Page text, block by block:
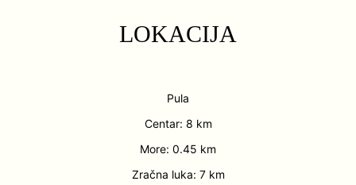
LOKACIJA
Pula
Centar: 8 km
More: 0.45 km
Zračna luka: 7 km